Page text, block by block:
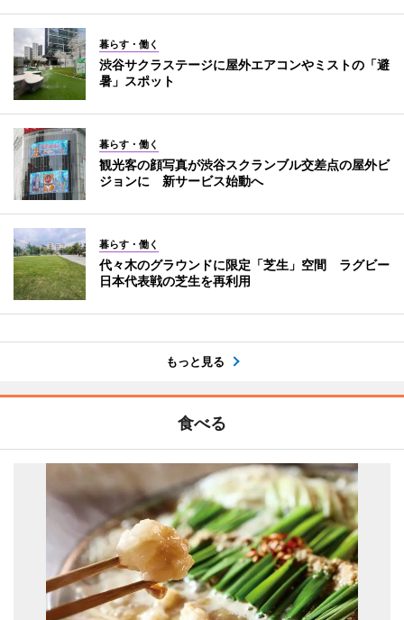
暮らす・働く
渋谷サクラステージに屋外エアコンやミストの「避
暑」スポット
暮らす・働く
観光客の顔写真が渋谷スクランブル交差点の屋外ビ
ジョンに 新サービス始動へ
暮らす・働く
代々木のグラウンドに限定「芝生」空間 ラグビー
日本代表戦の芝生を再利用
もっと見る
食べる